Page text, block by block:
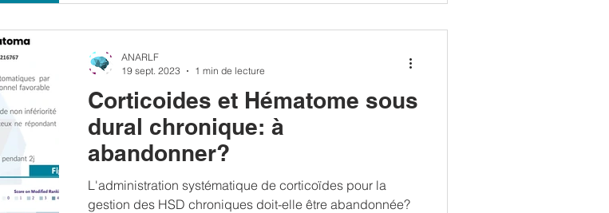
Corticoides et Hématome sous
dural chronique: à
abandonner?
L'administration systématique de corticoïdes pour la
gestion des HSD chroniques doit-elle être abandonnée?
ANARLF
19 sept. 2023
1 min de lecture